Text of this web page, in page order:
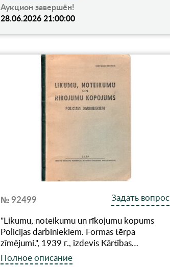
Аукцион завершён!
28.06.2026 21:00:00
№ 92499
Задать вопрос
"Likumu, noteikumu un rīkojumu kopums
Policijas darbiniekiem. Formas tērpa
zīmējumi.", 1939 г., izdevis Kārtības…
Полное описание